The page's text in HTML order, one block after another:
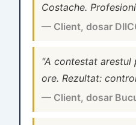
Costache.
— Client, dosar
"A contestat
ore. Rezultat:
— Client, dosar